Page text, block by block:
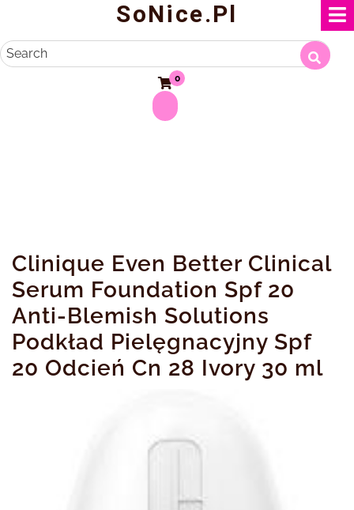
content
SoNice.pl
Search
0
Clinique Even Better Clinical
Serum Foundation Spf 20
Anti-Blemish Solutions
Podkład Pielęgnacyjny Spf
20 Odcień Cn 28 Ivory 30 ml